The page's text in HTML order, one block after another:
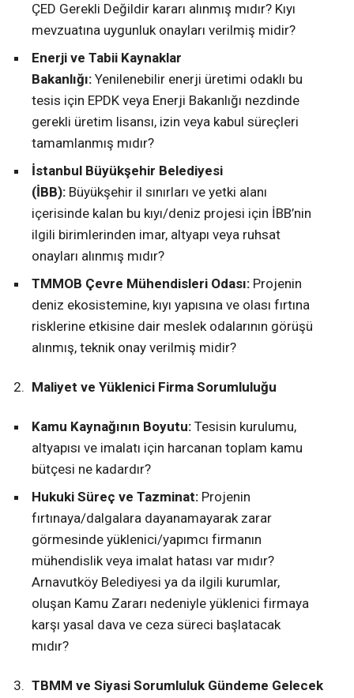
ÇED Gerekli Değildir kararı alınmış mıdır? Kıyı
mevzuatına uygunluk onayları verilmiş midir?
Enerji ve Tabii Kaynaklar
Bakanlığı: Yenilenebilir enerji üretimi odaklı bu
tesis için EPDK veya Enerji Bakanlığı nezdinde
gerekli üretim lisansı, izin veya kabul süreçleri
tamamlanmış mıdır?
İstanbul Büyükşehir Belediyesi
(İBB): Büyükşehir il sınırları ve yetki alanı
içerisinde kalan bu kıyı/deniz projesi için İBB’nin
ilgili birimlerinden imar, altyapı veya ruhsat
onayları alınmış mıdır?
TMMOB Çevre Mühendisleri Odası: Projenin
deniz ekosistemine, kıyı yapısına ve olası fırtına
risklerine etkisine dair meslek odalarının görüşü
alınmış, teknik onay verilmiş midir?
Maliyet ve Yüklenici Firma Sorumluluğu
Kamu Kaynağının Boyutu: Tesisin kurulumu,
altyapısı ve imalatı için harcanan toplam kamu
bütçesi ne kadardır?
Hukuki Süreç ve Tazminat: Projenin
fırtınaya/dalgalara dayanamayarak zarar
görmesinde yüklenici/yapımcı firmanın
mühendislik veya imalat hatası var mıdır?
Arnavutköy Belediyesi ya da ilgili kurumlar,
oluşan Kamu Zararı nedeniyle yüklenici firmaya
karşı yasal dava ve ceza süreci başlatacak
mıdır?
TBMM ve Siyasi Sorumluluk Gündeme Gelecek